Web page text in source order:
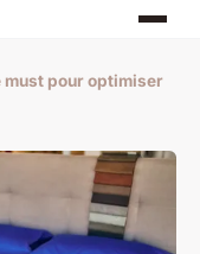
must pour optimiser